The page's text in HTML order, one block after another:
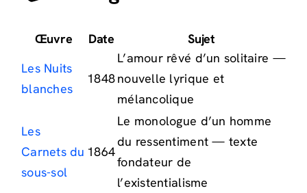
Œuvre Date
Sujet
Les Nuits
blanches
1848
L’amour rêvé d’un solitaire —
nouvelle lyrique et
mélancolique
Les
Carnets du
sous-sol
1864
Le monologue d’un homme
du ressentiment — texte
fondateur de
l’existentialisme